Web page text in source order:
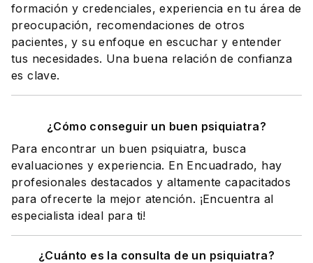
formación y credenciales, experiencia en tu área de
preocupación, recomendaciones de otros
pacientes, y su enfoque en escuchar y entender
tus necesidades. Una buena relación de confianza
es clave.
¿Cómo conseguir un buen psiquiatra?
Para encontrar un buen psiquiatra, busca
evaluaciones y experiencia. En Encuadrado, hay
profesionales destacados y altamente capacitados
para ofrecerte la mejor atención. ¡Encuentra al
especialista ideal para ti!
¿Cuánto es la consulta de un psiquiatra?